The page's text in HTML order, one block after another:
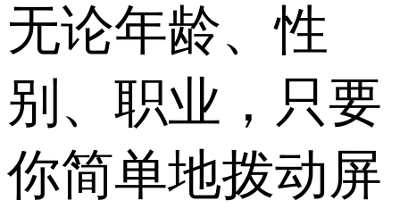
无论年龄、性
别、职业，只要
你简单地拨动屏